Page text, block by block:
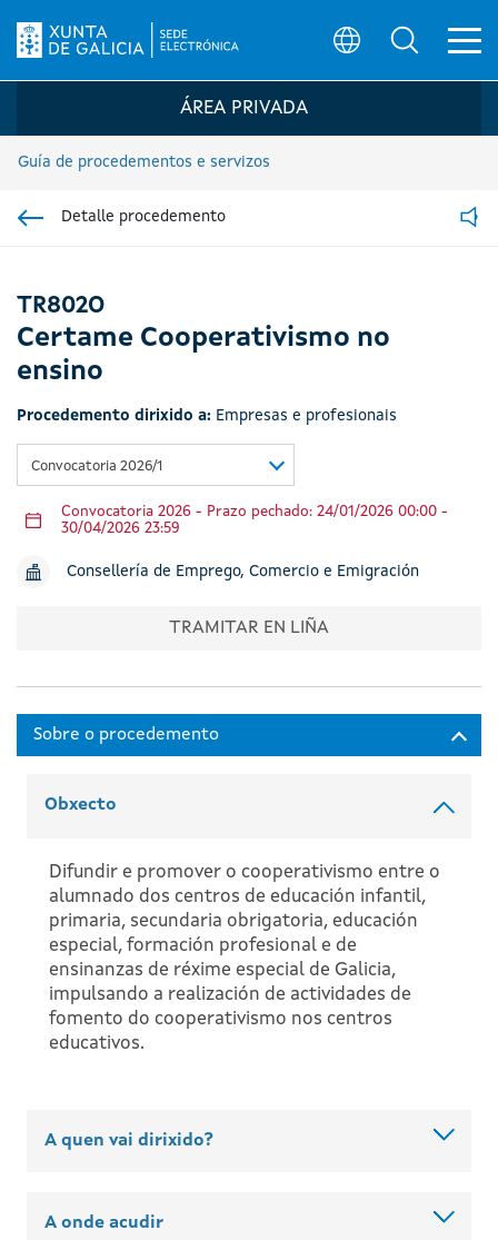
Logo da Sede electrónica da Xunta de
ÁREA PRIVADA
Guía de procedementos e servizos
Detalle procedemento
TR802O
Certame Cooperativismo no
ensino
Procedemento dirixido a: Empresas e profesionais
Convocatoria 2026/1
Convocatoria 2026 - Prazo pechado: 24/01/2026 00:00 -
30/04/2026 23:59
Consellería de Emprego, Comercio e Emigración
TRAMITAR EN LIÑA
Obxecto
Difundir e promover o cooperativismo entre o
alumnado dos centros de educación infantil,
primaria, secundaria obrigatoria, educación
especial, formación profesional e de
ensinanzas de réxime especial de Galicia,
impulsando a realización de actividades de
fomento do cooperativismo nos centros
educativos.
A quen vai dirixido?
A onde acudir